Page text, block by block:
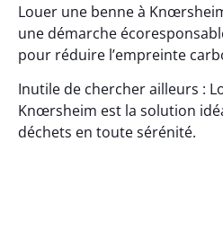
Louer une benne à
une démarche
pour réduire l’empreinte
Inutile de chercher ailleurs :
Knœrsheim est la solution
déchets en toute sérénité.